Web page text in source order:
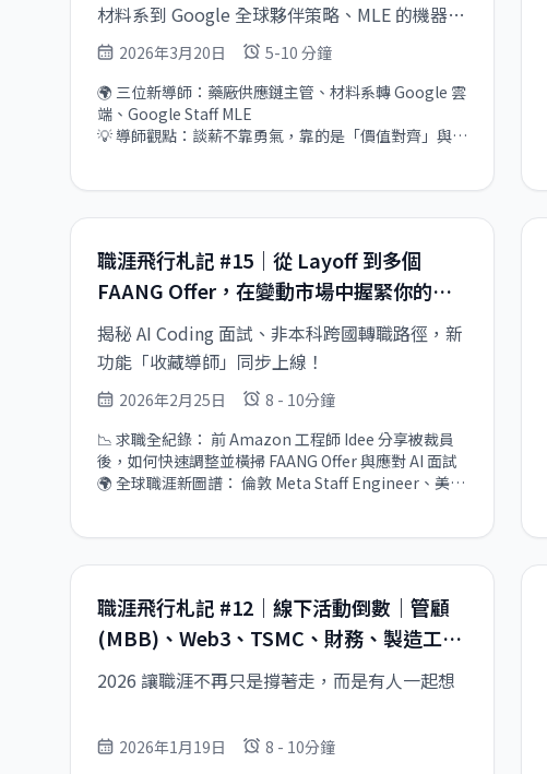
材料系到 Google 全球夥伴策略、MLE 的機器學
習 × 系統工程 × 產品交界
2026年3月20日
5-10 分鐘
🌍 三位新導師：藥廠供應鏈主管、材料系轉 Google 雲
端、Google Staff MLE
💡 導師觀點：談薪不靠勇氣，靠的是「價值對齊」與
職涯飛行札記 #15｜從 Layoff 到多個
FAANG Offer，在變動市場中握緊你的核
心籌碼
揭秘 AI Coding 面試、非本科跨國轉職路徑，新
功能「收藏導師」同步上線！
2026年2月25日
8 - 10分鐘
📉 求職全紀錄： 前 Amazon 工程師 Idee 分享被裁員
後，如何快速調整並橫掃 FAANG Offer 與應對 AI 面試
🌍 全球職涯新圖譜： 倫敦 Meta Staff Engineer、美國
在於處理抽象問題與判斷優先順序的思維
🛠️ 新功能上線： 導師庫越來越大？「收藏導師」功能
正式推出，把心儀的職涯傳送點存下來
職涯飛行札記 #12｜線下活動倒數｜管顧
(MBB)、Web3、TSMC、財務、製造工程
等多位新導師上線
2026 讓職涯不再只是撐著走，而是有人一起想
2026年1月19日
8 - 10分鐘